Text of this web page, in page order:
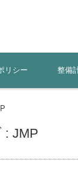
リシー 整備
: JMP